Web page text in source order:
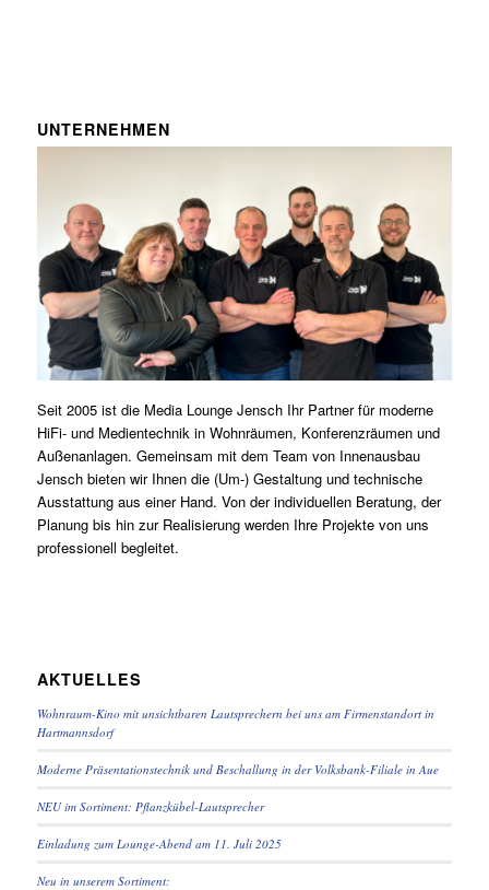
UNTERNEHMEN
Seit 2005 ist die Media Lounge Jensch Ihr Partner für moderne
HiFi- und Medientechnik in Wohnräumen, Konferenzräumen und
Außenanlagen. Gemeinsam mit dem Team von Innenausbau
Jensch bieten wir Ihnen die (Um-) Gestaltung und technische
Ausstattung aus einer Hand. Von der individuellen Beratung, der
Planung bis hin zur Realisierung werden Ihre Projekte von uns
professionell begleitet.
AKTUELLES
Wohnraum-Kino mit unsichtbaren Lautsprechern bei uns am Firmenstandort in
Hartmannsdorf
Moderne Präsentationstechnik und Beschallung in der Volksbank-Filiale in Aue
NEU im Sortiment: Pflanzkübel-Lautsprecher
Einladung zum Lounge-Abend am 11. Juli 2025
Neu in unserem Sortiment: